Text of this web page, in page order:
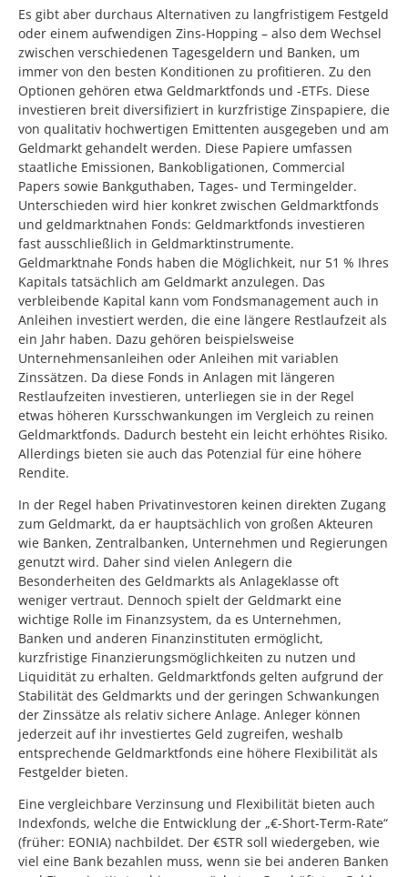
Es gibt aber durchaus Alternativen zu langfristigem Festgeld
oder einem aufwendigen Zins-Hopping – also dem Wechsel
zwischen verschiedenen Tagesgeldern und Banken, um
immer von den besten Konditionen zu profitieren. Zu den
Optionen gehören etwa Geldmarktfonds und -ETFs. Diese
investieren breit diversifiziert in kurzfristige Zinspapiere, die
von qualitativ hochwertigen Emittenten ausgegeben und am
Geldmarkt gehandelt werden. Diese Papiere umfassen
staatliche Emissionen, Bankobligationen, Commercial
Papers sowie Bankguthaben, Tages- und Termingelder.
Unterschieden wird hier konkret zwischen Geldmarktfonds
und geldmarktnahen Fonds: Geldmarktfonds investieren
fast ausschließlich in Geldmarktinstrumente.
Geldmarktnahe Fonds haben die Möglichkeit, nur 51 % Ihres
Kapitals tatsächlich am Geldmarkt anzulegen. Das
verbleibende Kapital kann vom Fondsmanagement auch in
Anleihen investiert werden, die eine längere Restlaufzeit als
ein Jahr haben. Dazu gehören beispielsweise
Unternehmensanleihen oder Anleihen mit variablen
Zinssätzen. Da diese Fonds in Anlagen mit längeren
Restlaufzeiten investieren, unterliegen sie in der Regel
etwas höheren Kursschwankungen im Vergleich zu reinen
Geldmarktfonds. Dadurch besteht ein leicht erhöhtes Risiko.
Allerdings bieten sie auch das Potenzial für eine höhere
Rendite.
In der Regel haben Privatinvestoren keinen direkten Zugang
zum Geldmarkt, da er hauptsächlich von großen Akteuren
wie Banken, Zentralbanken, Unternehmen und Regierungen
genutzt wird. Daher sind vielen Anlegern die
Besonderheiten des Geldmarkts als Anlageklasse oft
weniger vertraut. Dennoch spielt der Geldmarkt eine
wichtige Rolle im Finanzsystem, da es Unternehmen,
Banken und anderen Finanzinstituten ermöglicht,
kurzfristige Finanzierungsmöglichkeiten zu nutzen und
Liquidität zu erhalten. Geldmarktfonds gelten aufgrund der
Stabilität des Geldmarkts und der geringen Schwankungen
der Zinssätze als relativ sichere Anlage. Anleger können
jederzeit auf ihr investiertes Geld zugreifen, weshalb
entsprechende Geldmarktfonds eine höhere Flexibilität als
Festgelder bieten.
Eine vergleichbare Verzinsung und Flexibilität bieten auch
Indexfonds, welche die Entwicklung der „€-Short-Term-Rate“
(früher: EONIA) nachbildet. Der €STR soll wiedergeben, wie
viel eine Bank bezahlen muss, wenn sie bei anderen Banken